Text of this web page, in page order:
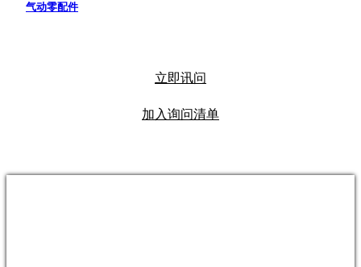
气动零配件
立即讯问
加入询问清单